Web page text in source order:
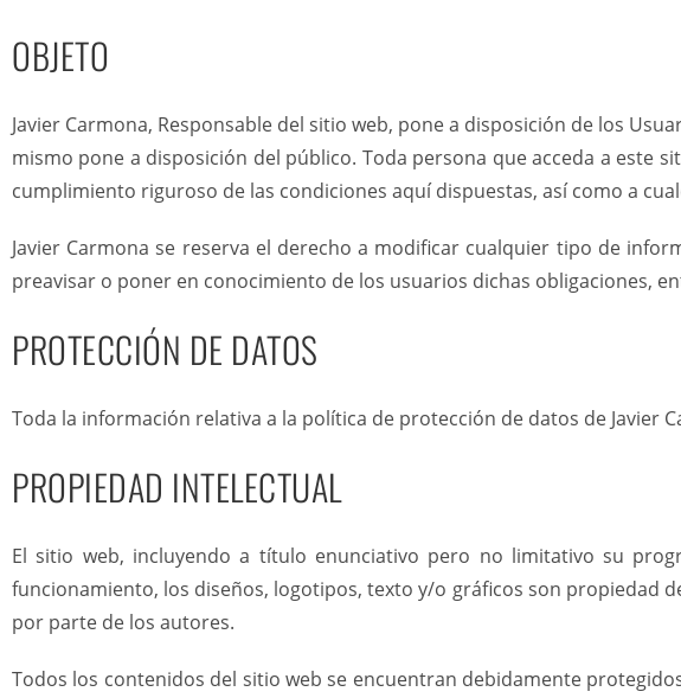
OBJETO
Javier Carmona, Responsable del sitio web, pone a disposición de los
mismo pone a disposición del público. Toda persona que acceda a este
cumplimiento riguroso de las condiciones aquí dispuestas, así como a
Javier Carmona se reserva el derecho a modificar cualquier tipo de
preavisar o poner en conocimiento de los usuarios dichas obligaciones,
PROTECCIÓN DE DATOS
Toda la información relativa a la política de protección de datos de Javier
PROPIEDAD INTELECTUAL
El sitio web, incluyendo a título enunciativo pero no limitativo su
funcionamiento, los diseños, logotipos, texto y/o gráficos son propiedad
por parte de los autores.
Todos los contenidos del sitio web se encuentran debidamente